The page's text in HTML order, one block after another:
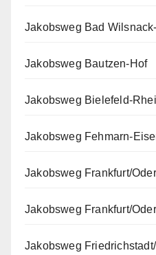
Jakobsweg Bad
Jakobsweg Bautzen-Hof
Jakobsweg Bielefeld-
Jakobsweg Fehmarn-
Jakobsweg Frankfurt/
Jakobsweg Frankfurt/
Jakobsweg